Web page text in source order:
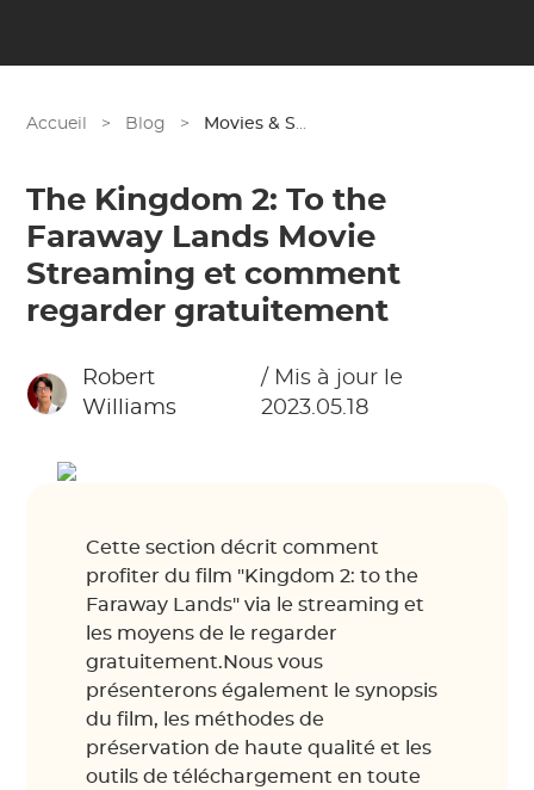
Accueil > Blog > Movies & Shows
The Kingdom 2: To the
Faraway Lands Movie
Streaming et comment
regarder gratuitement
Robert
Williams
/ Mis à jour le
2023.05.18
Cette section décrit comment
profiter du film "Kingdom 2: to the
Faraway Lands" via le streaming et
les moyens de le regarder
gratuitement.Nous vous
présenterons également le synopsis
du film, les méthodes de
préservation de haute qualité et les
outils de téléchargement en toute